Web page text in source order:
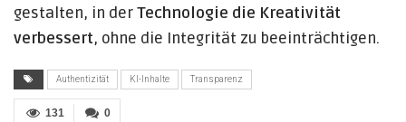
gestalten, in derTechnologie die Kreativität
verbessert, ohne die Integrität zu beeinträchtigen.
Authentizität KI-Inhalte Transparenz
0
131